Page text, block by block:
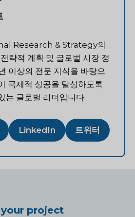
Research & Strategy의
략적 계획 및 글로벌 시장 정
이상의 전문 지식을 바탕으
국제적 성공을 달성하도록
는 글로벌 리더입니다.
LinkedIn 트위터
project